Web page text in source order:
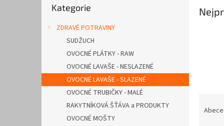
a
kategorie
Kategorie
ZDRAVÉ POTRAVINY
SUDŽUCH
OVOCNÉ PLÁTKY - RAW
OVOCNÉ LAVAŠE - NESLAZENÉ
OVOCNÉ LAVAŠE - SLAZENÉ
OVOCNÉ TRUBIČKY - MALÉ
RAKYTNÍKOVÁ ŠŤÁVA a PRODUKTY
OVOCNÉ MOŠTY